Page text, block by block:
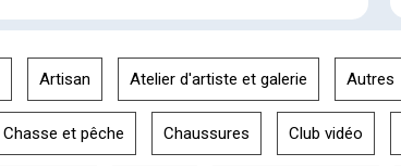
Artisan Atelier d'artiste et galerie Autres
Chasse et pêche Chaussures Club vidéo